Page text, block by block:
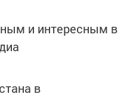
и интересным в
в